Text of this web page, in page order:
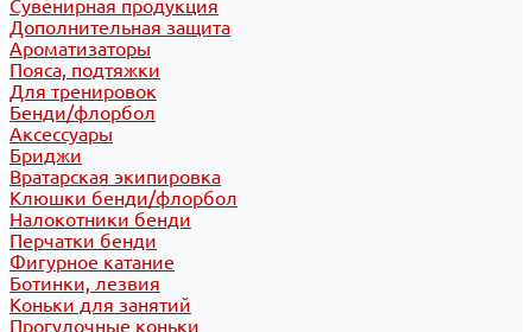
Сувенирная продукция
Дополнительная защита
Ароматизаторы
Пояса, подтяжки
Для тренировок
Бенди/флорбол
Аксессуары
Бриджи
Вратарская экипировка
Клюшки бенди/флорбол
Налокотники бенди
Перчатки бенди
Фигурное катание
Ботинки, лезвия
Коньки для занятий
Прогулочные коньки